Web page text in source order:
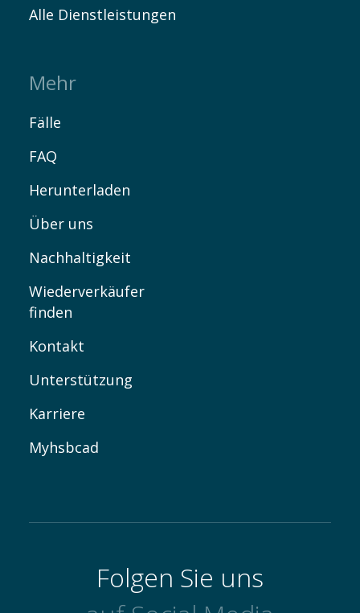
Alle Dienstleistungen
Mehr
Fälle
FAQ
Herunterladen
Über uns
Nachhaltigkeit
Wiederverkäufer
finden
Kontakt
Unterstützung
Karriere
Myhsbcad
Folgen Sie uns